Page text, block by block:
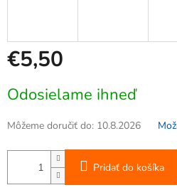
€5,50
cena:
Odosielame ihneď
Môžeme doručiť do: 10.8.2026
Pridať do košíka